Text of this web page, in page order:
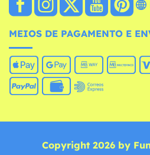
MEIOS DE PAGAMENTO E
Copyright 2026 by